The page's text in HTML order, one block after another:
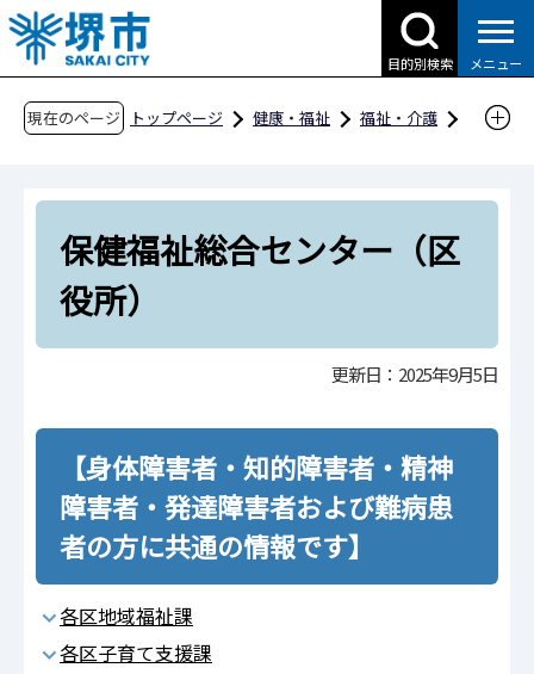
こ
の
ペ
目的別検索 メニュー
現在のページ トップページ 健康・福祉
福祉・介護
障害福祉のしおり
保健福祉総合センター（区役所）
保健福祉総合センター（区
役所）
更新日：2025年9月5日
【身体障害者・知的障害者・精神
障害者・発達障害者および難病患
者の方に共通の情報です】
各区地域福祉課
各区子育て支援課